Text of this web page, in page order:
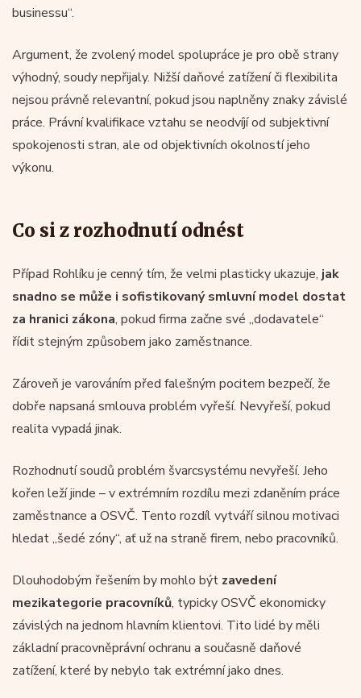
businessu“.
Argument, že zvolený model spolupráce je pro obě strany
výhodný, soudy nepřijaly. Nižší daňové zatížení či flexibilita
nejsou právně relevantní, pokud jsou naplněny znaky závislé
práce. Právní kvalifikace vztahu se neodvíjí od subjektivní
spokojenosti stran, ale od objektivních okolností jeho
výkonu.
Co si z rozhodnutí odnést
Případ Rohlíku je cenný tím, že velmi plasticky ukazuje, jak
snadno se může i sofistikovaný smluvní model dostat
za hranici zákona, pokud firma začne své „dodavatele“
řídit stejným způsobem jako zaměstnance.
Zároveň je varováním před falešným pocitem bezpečí, že
dobře napsaná smlouva problém vyřeší. Nevyřeší, pokud
realita vypadá jinak.
Rozhodnutí soudů problém švarcsystému nevyřeší. Jeho
kořen leží jinde – v extrémním rozdílu mezi zdaněním práce
zaměstnance a OSVČ. Tento rozdíl vytváří silnou motivaci
hledat „šedé zóny“, ať už na straně firem, nebo pracovníků.
Dlouhodobým řešením by mohlo být zavedení
mezikategorie pracovníků, typicky OSVČ ekonomicky
závislých na jednom hlavním klientovi. Tito lidé by měli
základní pracovněprávní ochranu a současně daňové
zatížení, které by nebylo tak extrémní jako dnes.